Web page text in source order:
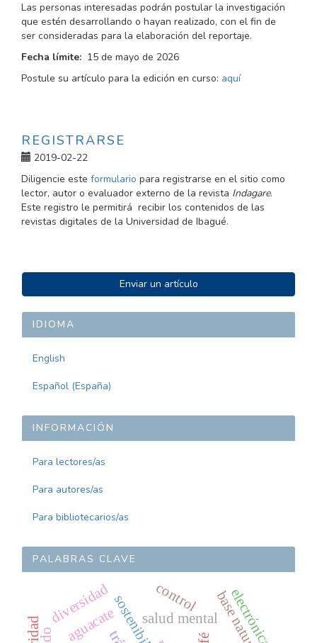
Las personas interesadas podrán postular la investigación
que estén desarrollando o hayan realizado, con el fin de
ser consideradas para la elaboración del reportaje.
Fecha límite: 15 de mayo de 2026
Postule su artículo para la edición en curso: aquí
REGISTRARSE
2019-02-22
Diligencie este formulario para registrarse en el sitio como
lector, autor o evaluador externo de la revista Indagare.
Este registro le permitirá recibir los contenidos de las
revistas digitales de la Universidad de Ibagué.
ENVIAR
UN
ARTÍCULO
Enviar un artículo
IDIOMA
English
Español (España)
INFORMACIÓN
Para lectores/as
Para autores/as
Para bibliotecarios/as
PALABRAS CLAVE
salud mentalbase natural
aguacate
diversidad electrónica
control